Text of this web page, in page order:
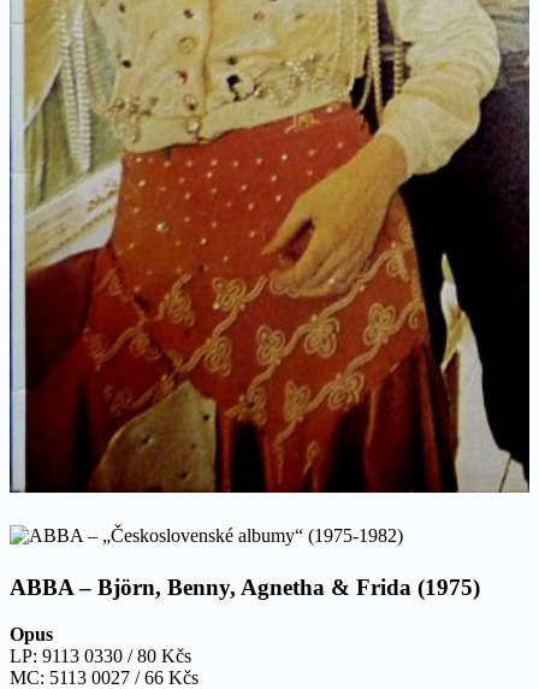
ABBA – Björn, Benny, Agnetha & Frida (1975)
Opus
LP: 9113 0330 / 80 Kčs
MC: 5113 0027 / 66 Kčs